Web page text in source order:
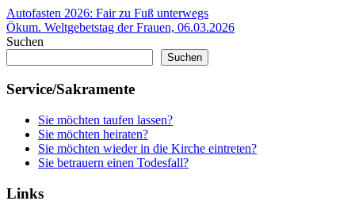
Ökumene
Beitragsnavigation
Vorheriger
Beitrag:
Autofasten 2026: Fair zu Fuß unterwegs
Nächster
Beitrag:
Ökum. Weltgebetstag der Frauen, 06.03.2026
Suchen
Suchen
Service/Sakramente
Sie möchten taufen lassen?
Sie möchten heiraten?
Sie möchten wieder in die Kirche eintreten?
Sie betrauern einen Todesfall?
Links